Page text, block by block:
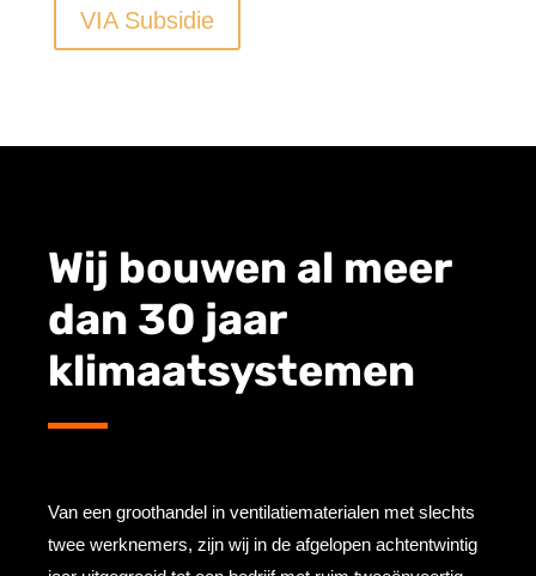
VIA Subsidie
Wij bouwen al meer
dan 30 jaar
klimaatsystemen
Van een groothandel in ventilatiematerialen met slechts
twee werknemers, zijn wij in de afgelopen achtentwintig